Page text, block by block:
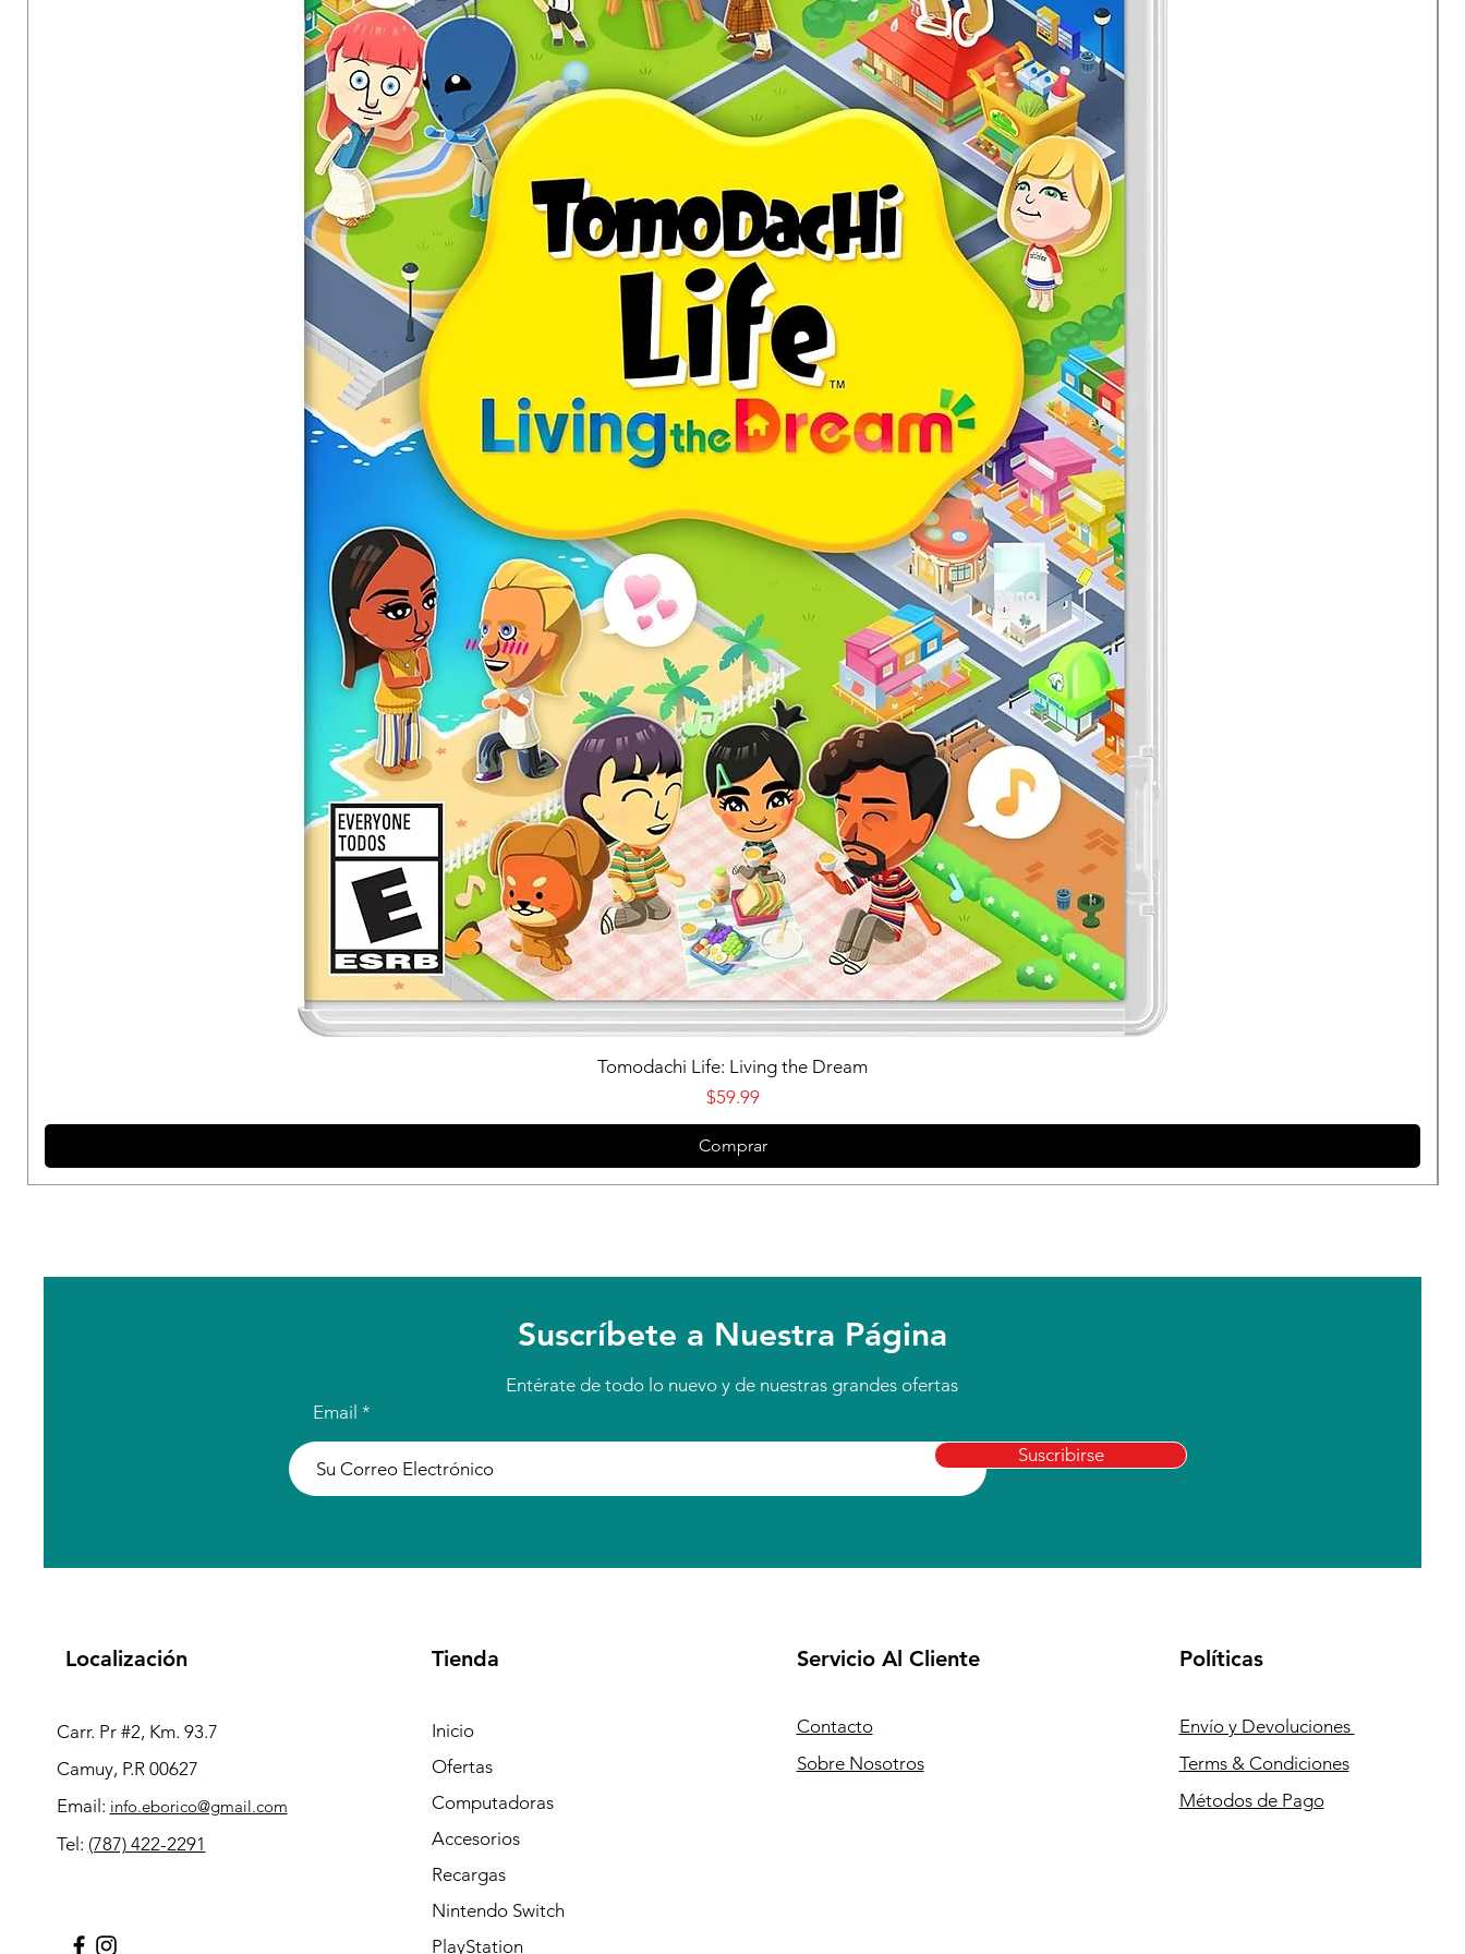
Vista rápida
Tomodachi Life: Living the Dream
Precio
$59.99
Comprar
Suscríbete a Nuestra Página
Entérate de todo lo nuevo y de nuestras grandes ofertas
Email
Suscribirse
Localización
Carr. Pr #2, Km. 93.7
Camuy, P.R 00627
Email: info.eborico@gmail.com
Tel: (787) 422-2291
Tienda
Inicio
Ofertas
Computadoras
Accesorios
Recargas
Nintendo Switch
PlayStation
Servicio Al Cliente
Contacto
Sobre Nosotros
Políticas
Envío y Devoluciones
Terms & Condiciones
Métodos de Pago